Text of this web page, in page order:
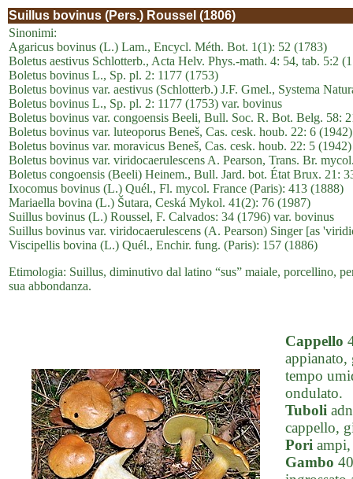
Suillus bovinus (Pers.) Roussel (1806)
Sinonimi:
Agaricus bovinus (L.) Lam., Encycl. Méth. Bot. 1(1): 52 (1783)
Boletus aestivus Schlotterb., Acta Helv. Phys.-math. 4: 54, tab. 5:2
Boletus bovinus L., Sp. pl. 2: 1177 (1753)
Boletus bovinus var. aestivus (Schlotterb.) J.F. Gmel., Systema
Boletus bovinus L., Sp. pl. 2: 1177 (1753) var. bovinus
Boletus bovinus var. congoensis Beeli, Bull. Soc. R. Bot. Belg. 58:
Boletus bovinus var. luteoporus Beneš, Cas. cesk. houb. 22: 6 (1942)
Boletus bovinus var. moravicus Beneš, Cas. cesk. houb. 22: 5 (1942)
Boletus bovinus var. viridocaerulescens A. Pearson, Trans. Br.
Boletus congoensis (Beeli) Heinem., Bull. Jard. bot. État Brux. 21:
Ixocomus bovinus (L.) Quél., Fl. mycol. France (Paris): 413 (1888)
Mariaella bovina (L.) Šutara, Ceská Mykol. 41(2): 76 (1987)
Suillus bovinus (L.) Roussel, F. Calvados: 34 (1796) var. bovinus
Suillus bovinus var. viridocaerulescens (A. Pearson) Singer [as
Viscipellis bovina (L.) Quél., Enchir. fung. (Paris): 157 (1886)
Etimologia: Suillus, diminutivo dal latino “sus” maiale, porcellino,
sua abbondanza.
Cappello
tempo
ondulato.
Tuboli
cappello,
Pori
Gambo